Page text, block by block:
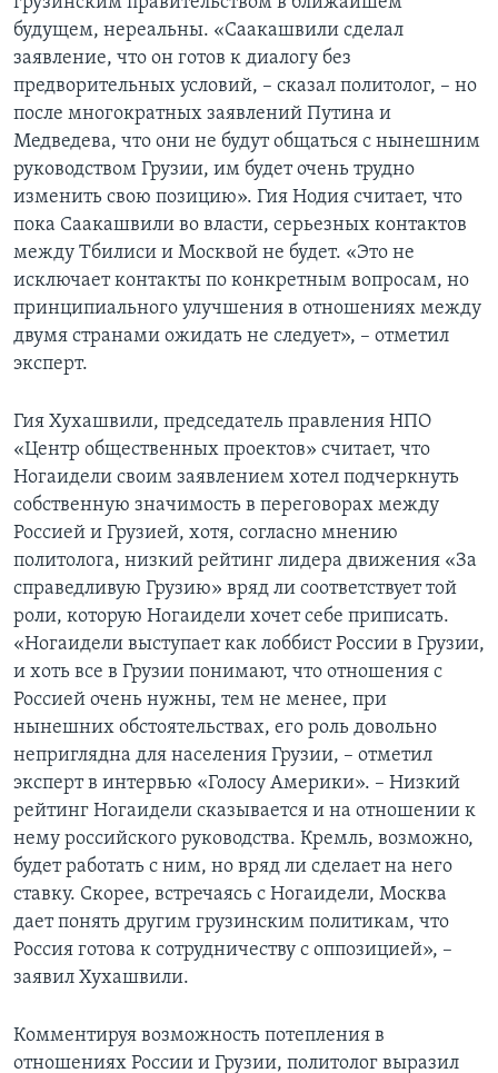
будущем, нереальны. «Саакашвили сделал
заявление, что он готов к диалогу без
предворительных условий, – сказал политолог, – но
после многократных заявлений Путина и
Медведева, что они не будут общаться с нынешним
руководством Грузии, им будет очень трудно
изменить свою позицию». Гия Нодия считает, что
пока Саакашвили во власти, серьезных контактов
между Тбилиси и Москвой не будет. «Это не
исключает контакты по конкретным вопросам, но
принципиального улучшения в отношениях между
двумя странами ожидать не следует», – отметил
эксперт.
Гия Хухашвили, председатель правления НПО
«Центр общественных проектов» считает, что
Ногаидели своим заявлением хотел подчеркнуть
собственную значимость в переговорах между
Россией и Грузией, хотя, согласно мнению
политолога, низкий рейтинг лидера движения «За
справедливую Грузию» вряд ли соответствует той
роли, которую Ногаидели хочет себе приписать.
«Ногаидели выступает как лоббист России в Грузии,
и хоть все в Грузии понимают, что отношения с
Россией очень нужны, тем не менее, при
нынешних обстоятельствах, его роль довольно
неприглядна для населения Грузии, – отметил
эксперт в интервью «Голосу Америки». – Низкий
рейтинг Ногаидели сказывается и на отношении к
нему российского руководства. Кремль, возможно,
будет работать с ним, но вряд ли сделает на него
ставку. Скорее, встречаясь с Ногаидели, Москва
дает понять другим грузинским политикам, что
Россия готова к сотрудничеству с оппозицией», –
заявил Хухашвили.
Комментируя возможность потепления в
отношениях России и Грузии, политолог выразил